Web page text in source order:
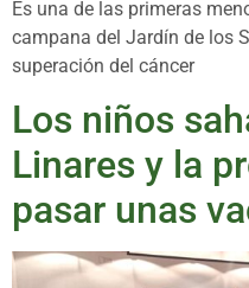
Es una de las primeras
campana del Jardín de los
superación del cáncer
Los niños
Linares y la
pasar unas